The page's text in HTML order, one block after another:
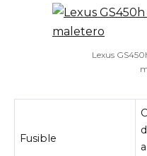
Lexus
Fusible